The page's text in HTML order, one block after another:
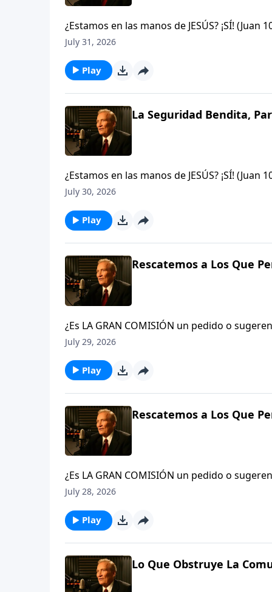
¿Estamos en las manos de JESÚS? ¡SÍ!
arrebatados de éstas? ¡Nunca Jamás! si
July 31, 2026
Play
La Seguridad Bendita,
¿Estamos en las manos de JESÚS? ¡SÍ!
arrebatados de éstas? ¡Nunca Jamás! si
July 30, 2026
Play
Rescatemos a Los Que
¿Es LA GRAN COMISIÓN un pedido o
y hagan discípulos en todas las naciones…»
traición contra el Rey del cielo. Verá, el
22-23
July 29, 2026
Play
Rescatemos a Los Que
¿Es LA GRAN COMISIÓN un pedido o
y hagan discípulos en todas las naciones…»
traición contra el Rey del cielo. Verá, el
22-23
July 28, 2026
Play
Lo Que Obstruye La